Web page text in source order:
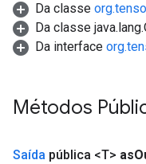
Da classe
Da classe
Da interface
Métodos
Saída pública <T> as